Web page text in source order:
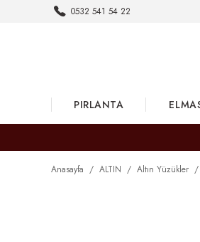
0532 541 54 22
PIRLANTA
Anasayfa ALTIN Altın Yüzükler